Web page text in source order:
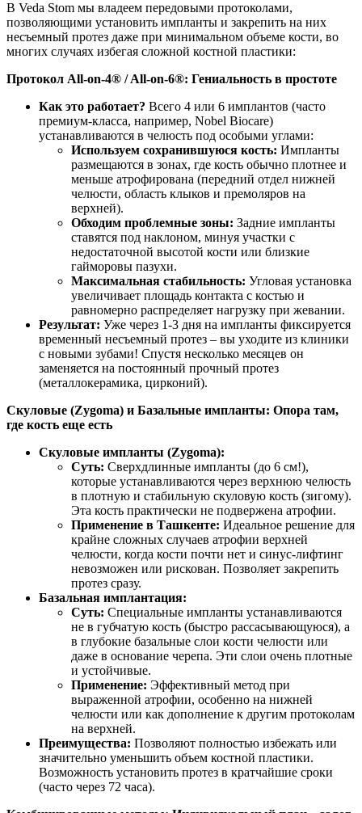
В Veda Stom мы владеем передовыми протоколами,
позволяющими установить импланты и закрепить на них
несъемный протез даже при минимальном объеме кости, во
многих случаях избегая сложной костной пластики:
Протокол All-on-4® / All-on-6®: Гениальность в простоте
Как это работает? Всего 4 или 6 имплантов (часто
премиум-класса, например, Nobel Biocare)
устанавливаются в челюсть под особыми углами:
Используем сохранившуюся кость: Импланты
размещаются в зонах, где кость обычно плотнее и
меньше атрофирована (передний отдел нижней
челюсти, область клыков и премоляров на
верхней).
Обходим проблемные зоны: Задние импланты
ставятся под наклоном, минуя участки с
недостаточной высотой кости или близкие
гайморовы пазухи.
Максимальная стабильность: Угловая установка
увеличивает площадь контакта с костью и
равномерно распределяет нагрузку при жевании.
Результат: Уже через 1-3 дня на импланты фиксируется
временный несъемный протез – вы уходите из клиники
с новыми зубами! Спустя несколько месяцев он
заменяется на постоянный прочный протез
(металлокерамика, цирконий).
Скуловые (Zygoma) и Базальные импланты: Опора там,
где кость еще есть
Скуловые импланты (Zygoma):
Суть: Сверхдлинные импланты (до 6 см!),
которые устанавливаются через верхнюю челюсть
в плотную и стабильную скуловую кость (зигому).
Эта кость практически не подвержена атрофии.
Применение в Ташкенте: Идеальное решение для
крайне сложных случаев атрофии верхней
челюсти, когда кости почти нет и синус-лифтинг
невозможен или рискован. Позволяет закрепить
протез сразу.
Базальная имплантация:
Суть: Специальные импланты устанавливаются
не в губчатую кость (быстро рассасывающуюся), а
в глубокие базальные слои кости челюсти или
даже в основание черепа. Эти слои очень плотные
и устойчивые.
Применение: Эффективный метод при
выраженной атрофии, особенно на нижней
челюсти или как дополнение к другим протоколам
на верхней.
Преимущества: Позволяют полностью избежать или
значительно уменьшить объем костной пластики.
Возможность установить протез в кратчайшие сроки
(часто через 72 часа).